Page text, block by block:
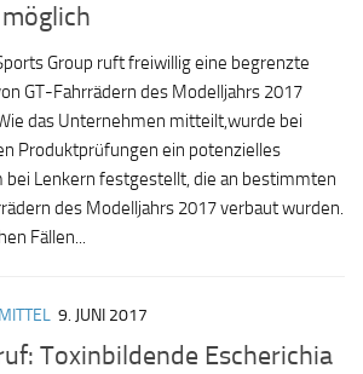
Group ruft freiwillig eine begrenzte
GT-Fahrrädern des Modelljahrs 2017
das Unternehmen mitteilt,wurde bei
Produktprüfungen ein potenzielles
bei Lenkern festgestellt, die an bestimmten
des Modelljahrs 2017 verbaut wurden.
Fällen...
9. JUNI 2017
Toxinbildende Escherichia